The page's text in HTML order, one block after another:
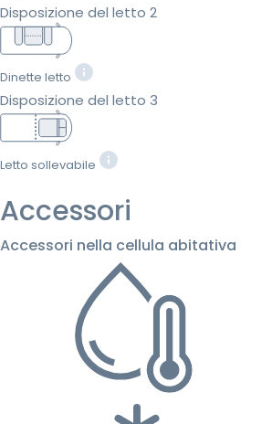
Disposizione del letto 2
Dinette letto
Disposizione del letto 3
Letto sollevabile
Accessori
Accessori nella cellula abitativa